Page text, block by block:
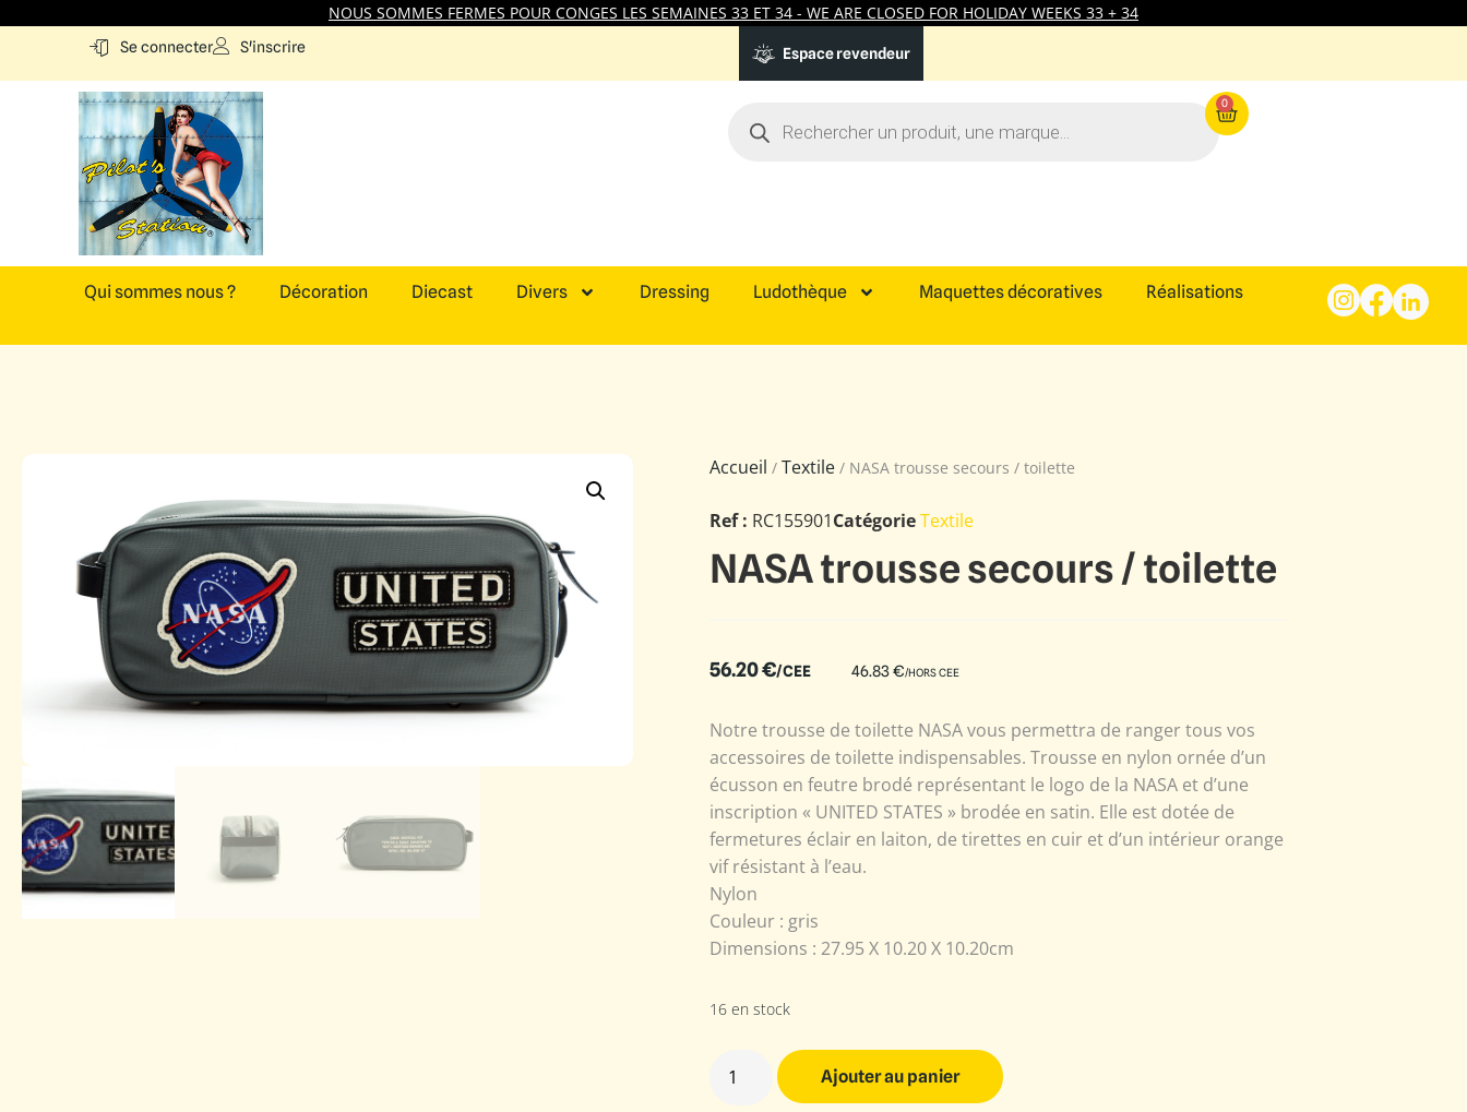
NOUS SOMMES FERMES POUR CONGES LES SEMAINES 33 ET 34 - WE ARE CLOSED FOR HOLIDAY WEEKS 33 + 34
Se connecter S'inscrire Espace revendeur
0
Qui sommes nous ? Décoration Diecast Divers Dressing Ludothèque Maquettes décoratives Réalisations
Accueil / Textile / NASA trousse secours / toilette
Ref : RC155901CatégorieTextile
NASA trousse secours / toilette
56.20€/CEE 46.83€/HORS CEE
Notre trousse de toilette NASA vous permettra de ranger tous vos
accessoires de toilette indispensables. Trousse en nylon ornée d’un
écusson en feutre brodé représentant le logo de la NASA et d’une
inscription « UNITED STATES » brodée en satin. Elle est dotée de
fermetures éclair en laiton, de tirettes en cuir et d’un intérieur orange
vif résistant à l’eau.
Nylon
Couleur : gris
Dimensions : 27.95 X 10.20 X 10.20cm
16 en stock
Ajouter au panier